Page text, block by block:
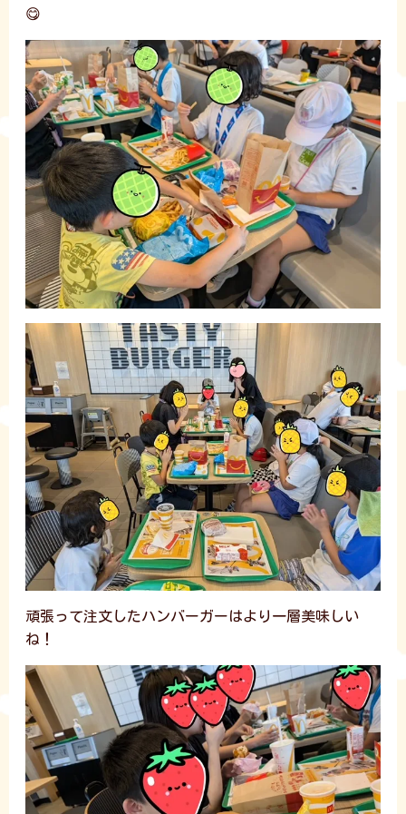
😋
頑張って注文したハンバーガーはより一層美味しい
ね！